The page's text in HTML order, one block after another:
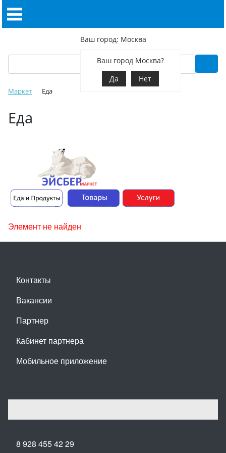
Ваш город: Москва
Ваш город Москва?
Да
Нет
Маркет Еда
Еда
Элемент не найден
Контакты
Вакансии
Партнер
Кабинет партнера
Мобильное приложение
8 928 455 42 29